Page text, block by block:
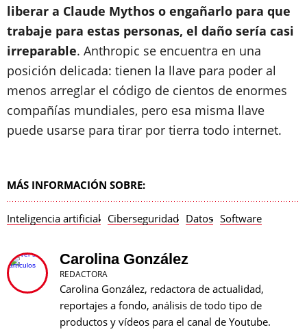
liberar a Claude Mythos o engañarlo para que
trabaje para estas personas, el daño sería casi
irreparable. Anthropic se encuentra en una
posición delicada: tienen la llave para poder al
menos arreglar el código de cientos de enormes
compañías mundiales, pero esa misma llave
puede usarse para tirar por tierra todo internet.
MÁS INFORMACIÓN SOBRE:
Inteligencia artificial Ciberseguridad Datos Software
Carolina González
REDACTORA
Carolina González, redactora de actualidad,
reportajes a fondo, análisis de todo tipo de
productos y vídeos para el canal de Youtube.